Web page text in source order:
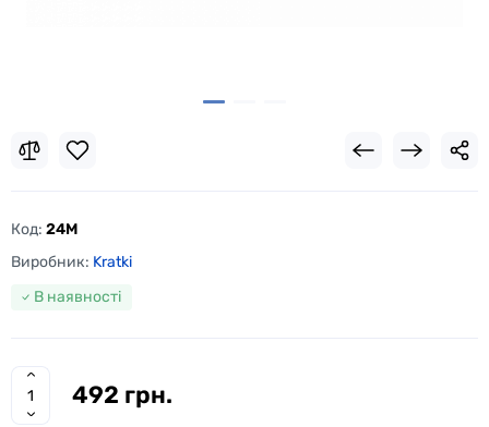
Код: 24M
Виробник: Kratki
В наявності
492 грн.